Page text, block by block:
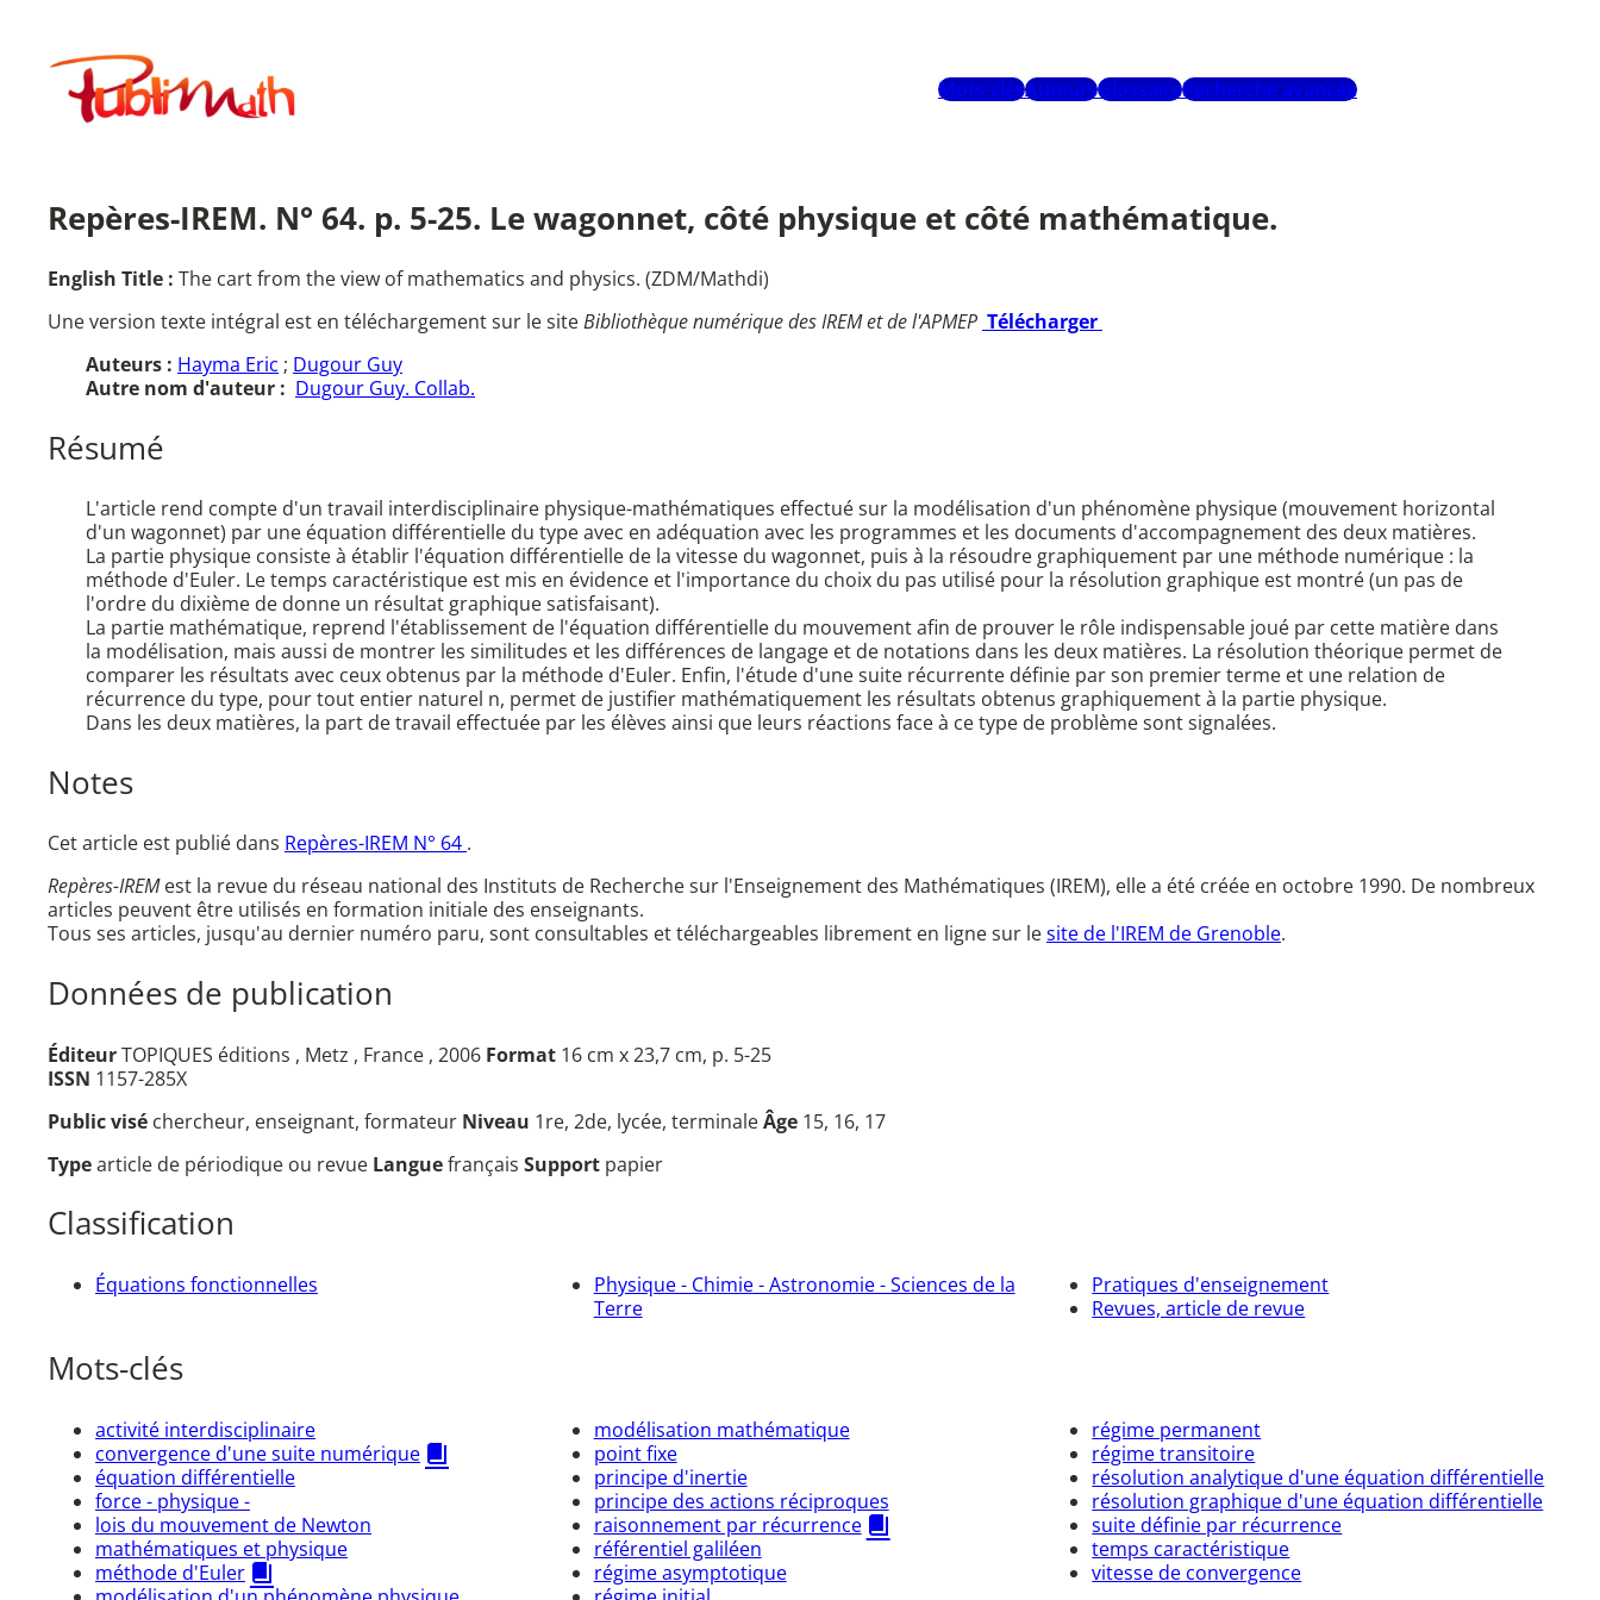
contenuPublimath
Mots-clésAuteursGlossaireRecherche avancée
Repères-IREM. N° 64. p. 5-25. Le wagonnet, côté physique et côté mathématique.
English Title : The cart from the view of mathematics and physics. (ZDM/Mathdi)
Une version texte intégral est en téléchargement sur le siteBibliothèque numérique des IREM et de l'APMEP Télécharger
Auteurs : Hayma Eric ; Dugour Guy
Autre nom d'auteur : Dugour Guy. Collab.
Résumé
L'article rend compte d'un travail interdisciplinaire physique-mathématiques effectué sur la modélisation d'un phénomène physique (mouvement horizontal
d'un wagonnet) par une équation différentielle du type avec en adéquation avec les programmes et les documents d'accompagnement des deux matières.
La partie physique consiste à établir l'équation différentielle de la vitesse du wagonnet, puis à la résoudre graphiquement par une méthode numérique : la
méthode d'Euler. Le temps caractéristique est mis en évidence et l'importance du choix du pas utilisé pour la résolution graphique est montré (un pas de
l'ordre du dixième de donne un résultat graphique satisfaisant).
La partie mathématique, reprend l'établissement de l'équation différentielle du mouvement afin de prouver le rôle indispensable joué par cette matière dans
la modélisation, mais aussi de montrer les similitudes et les différences de langage et de notations dans les deux matières. La résolution théorique permet de
comparer les résultats avec ceux obtenus par la méthode d'Euler. Enfin, l'étude d'une suite récurrente définie par son premier terme et une relation de
récurrence du type, pour tout entier naturel n, permet de justifier mathématiquement les résultats obtenus graphiquement à la partie physique.
Dans les deux matières, la part de travail effectuée par les élèves ainsi que leurs réactions face à ce type de problème sont signalées.
Notes
Cet article est publié dans Repères-IREM N° 64 .
Repères-IREMest la revue du réseau national des Instituts de Recherche sur l'Enseignement des Mathématiques (IREM), elle a été créée en octobre 1990. De nombreux
articles peuvent être utilisés en formation initiale des enseignants.
Tous ses articles, jusqu'au dernier numéro paru, sont consultables et téléchargeables librement en ligne sur lesite de l'IREM de Grenoble.
Données de publication
ÉditeurTOPIQUES éditions , Metz , France , 2006 Format 16 cm x 23,7 cm, p. 5-25
ISSN 1157-285X
Public visé chercheur, enseignant, formateur Niveau 1re, 2de, lycée, terminaleÂge 15, 16, 17
Typearticle de périodique ou revue Languefrançais Support papier
Classification
Équations fonctionnelles
Physique - Chimie - Astronomie - Sciences de la
Terre
Pratiques d'enseignement
Revues, article de revue
Mots-clés
activité interdisciplinaire
convergence d'une suite numérique
équation différentielle
force - physique -
lois du mouvement de Newton
mathématiques et physique
méthode d'Euler
modélisation mathématique
point fixe
principe d'inertie
principe des actions réciproques
raisonnement par récurrence
référentiel galiléen
régime asymptotique
régime permanent
régime transitoire
résolution analytique d'une équation différentielle
résolution graphique d'une équation différentielle
suite définie par récurrence
temps caractéristique
vitesse de convergence